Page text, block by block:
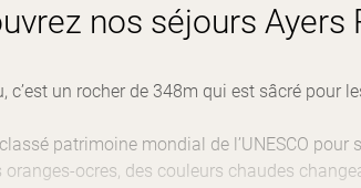
nos séjours Ayers
c’est un rocher de 348m qui est sâcré pour
patrimoine mondial de l’UNESCO
oranges-ocres, des couleurs chaudes